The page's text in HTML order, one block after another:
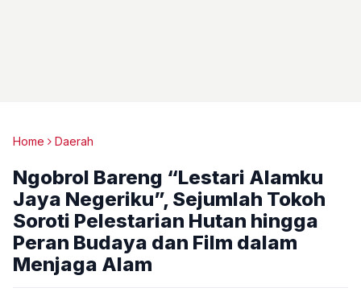
Home Daerah
Ngobrol Bareng “Lestari Alamku
Jaya Negeriku”, Sejumlah Tokoh
Soroti Pelestarian Hutan hingga
Peran Budaya dan Film dalam
Menjaga Alam